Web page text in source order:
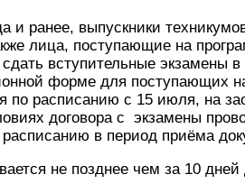
и ранее, выпускники
лица, поступающие на
вступительные экзамены
форме для поступающих
по расписанию c 15 июля, на
договора с экзамены
в период приёма
не позднее чем за 10 дней